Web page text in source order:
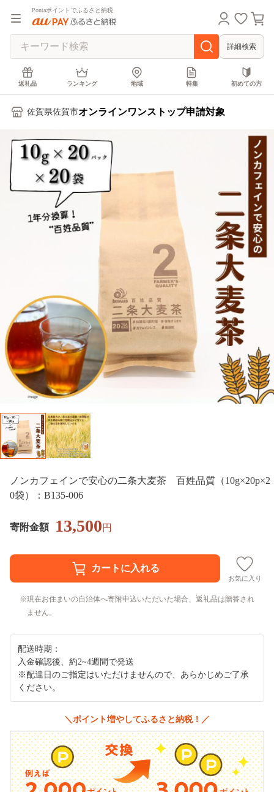
Pontaポイントでふるさと納税
詳細検索
返礼品 ランキング 地域 特集 初めての方
佐賀県佐賀市オンラインワンストップ申請対象
ノンカフェインで安心の二条大麦茶 百姓品質（10g×20p×2
0袋）：B135-006
寄附金額 13,500円
お気に入り
現在お住まいの自治体へ寄附申込いただいた場合、返礼品は贈答され
ません。
配送時期：
入金確認後、約2~4週間で発送
※配達日のご指定はいただけませんので、あらかじめご了承
ください。
＼ポイント増やしてふるさと納税！／